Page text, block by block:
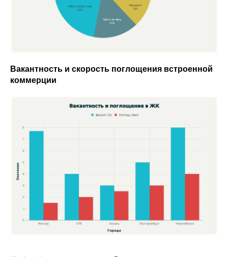
Вакантность и скорость поглощения встроенной
коммерции